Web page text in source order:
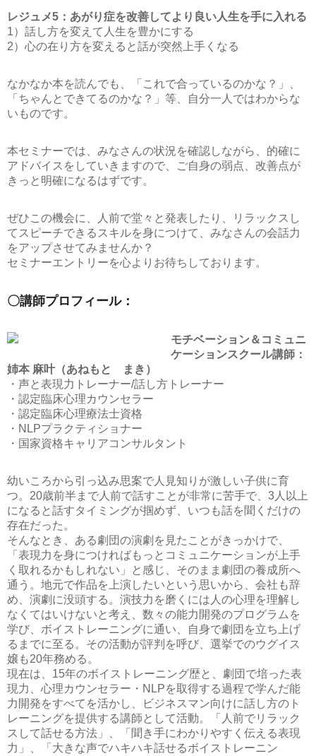
レジュメ5：あがり症を改善してより良い人生を手に入れる
1）話し方を変えて人生を豊かにする
2）心の在り方を変えると話が突然上手くなる
なかなか本を読んでも、「これで合っているのかな？」、
「ちゃんとできてるのかな？」等、自分一人ではわからな
いものです。
本セミナーでは、みなさんの状況を確認しながら、的確に
アドバイスをしていきますので、ご自身の弱点、改善点が
きっと明確になるはずです。
ぜひこの機会に、人前で堂々と発表したり、リラックスし
てスピーチできるスキルを身につけて、みなさんの会話力
をアップさせてみませんか？
セミナーエントリーを心よりお待ちしております。
〇講師プロフィール：
モチベーション＆コミュニ
ケーションスクール講師：
姉本 麻叶（あねもと まき）
・声と表現力トレーナー/話し方トレーナー
・認定臨床心理カウンセラー
・認定臨床心理療法士資格
・NLPプラクティショナー
・国家資格キャリアコンサルタント
幼いころから引っ込み思案で人見知りが激しい子供に育
つ。20歳前半まで人前で話すことが非常に苦手で、3人以上
になると話すタイミングが掴めず、いつも話を聞くだけの
存在だった。
そんなとき、ある劇団の演劇を見たことがきっかけで、
「表現力を身につければもっとコミュニケーションが上手
く取れるかもしれない」と感じ、そのまま劇団の養成所へ
通う。地元で作品を上演したいという思いから、会社も辞
め、演劇に没頭する。演技力を磨くには人の心理を理解し
なくてはいけないと考え、数々の能力開発のプログラムを
学び、ボイストレーニングに通い、自身で劇団を立ち上げ
るまでに至る。その活動が評判を呼び、選挙でのウグイス
嬢も20年務める。
現在は、15年のボイストレーニング歴と、劇団で培った表
現力、心理カウンセラー・NLPを取得する過程で学んだ能
力開発をすべてを活かし、ビジネスマン向けに話し方のト
レーニングを提供する講師として活動。「人前でリラック
スして話せる方法」、「聞き手にわかりやすく伝える表現
力」、「大きな声でハキハキ話せるボイストレーニン